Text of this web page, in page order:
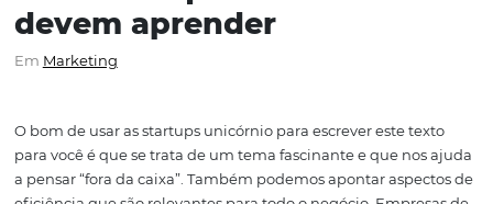
5 lições das startups
devem aprender
Marketing